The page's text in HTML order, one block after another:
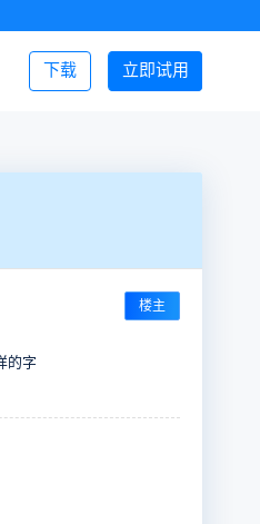
立即试用
下载 登录/注册
楼主
的字